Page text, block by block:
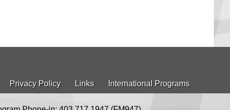
Privacy Policy Links International Programs